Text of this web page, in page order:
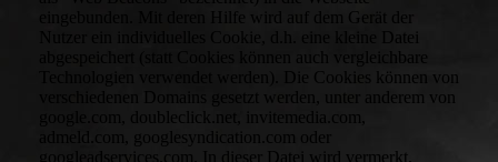
eingebunden. Mit deren Hilfe wird auf dem Gerät der
Nutzer ein individuelles Cookie, d.h. eine kleine Datei
abgespeichert (statt Cookies können auch vergleichbare
Technologien verwendet werden). Die Cookies können von
verschiedenen Domains gesetzt werden, unter anderem von
google.com, doubleclick.net, invitemedia.com,
admeld.com, googlesyndication.com oder
googleadservices.com. In dieser Datei wird vermerkt,